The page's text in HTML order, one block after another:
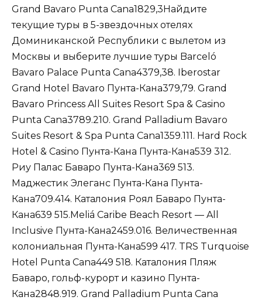
Grand Bavaro Punta Cana1829,3Найдите
текущие туры в 5-звездочных отелях
Доминиканской Республики с вылетом из
Москвы и выберите лучшие туры Barceló
Bavaro Palace Punta Cana4379,38. Iberostar
Grand Hotel Bavaro Пунта-Кана379,79. Grand
Bavaro Princess All Suites Resort Spa & Casino
Punta Cana3789.210. Grand Palladium Bavaro
Suites Resort & Spa Punta Cana1359.111. Hard Rock
Hotel & Casino Пунта-Кана Пунта-Кана539 312.
Риу Палас Баваро Пунта-Кана369 513.
Маджестик Элеганс Пунта-Кана Пунта-
Кана709.414. Каталония Роял Баваро Пунта-
Кана639 515.Meliá Caribe Beach Resort — All
Inclusive Пунта-Кана2459.016. Величественная
колониальная Пунта-Кана599 417. TRS Turquoise
Hotel Punta Cana449 518. Каталония Пляж
Баваро, гольф-курорт и казино Пунта-
Кана2848.919. Grand Palladium Punta Cana